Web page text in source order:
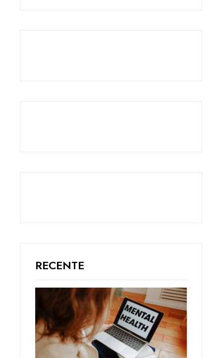
RECENTE